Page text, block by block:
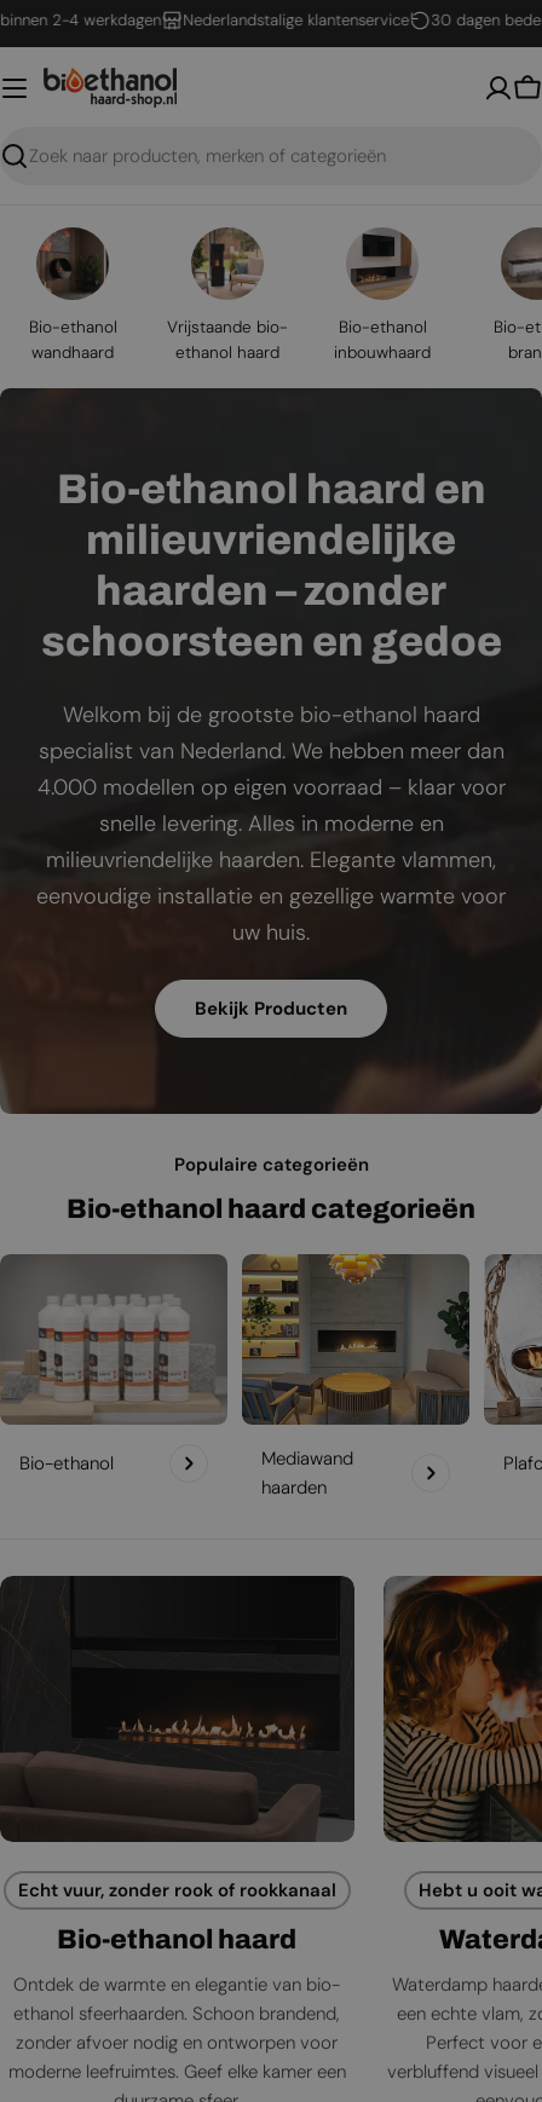
Ga
naar
inhoud
4 werkdagen Nederlandstalige klantenservice 30 dagen bedenktijd
Zoeken
Bio-ethanol
wandhaard
Vrijstaande bio-
ethanol haard
Bio-ethanol
inbouwhaard
Bio-
Bio-ethanol haard en
milieuvriendelijke
haarden – zonder
schoorsteen en gedoe
Welkom bij de grootste bio-ethanol haard
specialist van Nederland. We hebben meer dan
4.000 modellen op eigen voorraad – klaar voor
snelle levering. Alles in moderne en
milieuvriendelijke haarden. Elegante vlammen,
eenvoudige installatie en gezellige warmte voor
uw huis.
Bekijk Producten
Populaire categorieën
Bio-ethanol haard categorieën
Bio-ethanol
Mediawand
haarden
Echt vuur, zonder rook of rookkanaal
Bio-ethanol haard
Ontdek de warmte en elegantie van bio-
ethanol sfeerhaarden. Schoon brandend,
zonder afvoer nodig en ontworpen voor
moderne leefruimtes. Geef elke kamer een
Hebt u ooit
Waterdamp
een echte vlam,
Perfect voor
verbluffend